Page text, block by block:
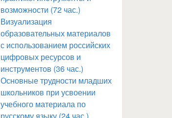
возможности (72 час.)
Визуализация
образовательных материалов
с использованием российских
цифровых ресурсов и
инструментов (36 час.)
Основные трудности младших
школьников при усвоении
учебного материала по
русскому языку (24 час.)